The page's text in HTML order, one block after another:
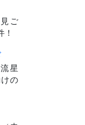
ご
星
の